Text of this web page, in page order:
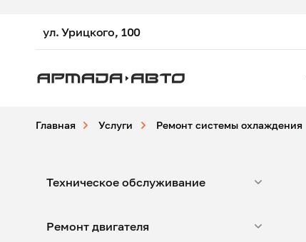
ул. Урицкого, 100
Главная Услуги Ремонт системы охлаждения
Техническое обслуживание
Ремонт двигателя